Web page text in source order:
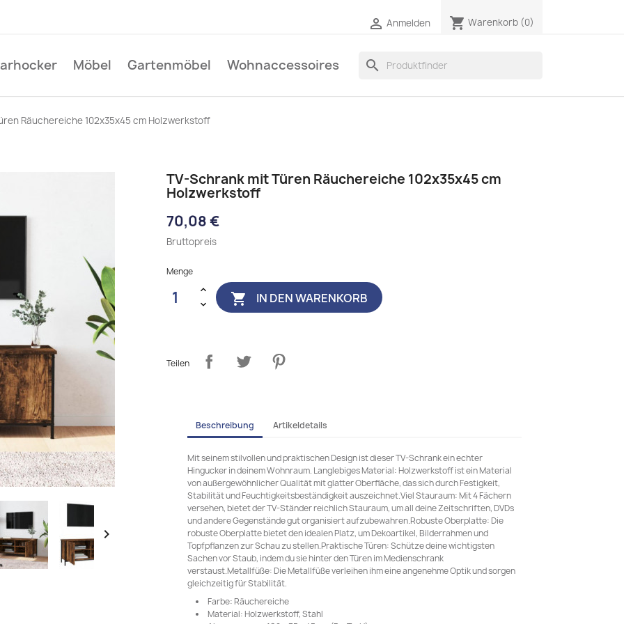
 Anmelden shopping_cart Warenkorb (0)
Möbel Gartenmöbel Wohnaccessoires search
Räuchereiche 102x35x45 cm Holzwerkstoff

TV-Schrank mit Türen Räuchereiche 102x35x45 cm
Holzwerkstoff
70,08 €
Bruttopreis
Menge
 IN DEN WARENKORB
Teilen
Beschreibung Artikeldetails
Mit seinem stilvollen und praktischen Design ist dieser TV-Schrank ein echter
Hingucker in deinem Wohnraum. Langlebiges Material: Holzwerkstoff ist ein Material
von außergewöhnlicher Qualität mit glatter Oberfläche, das sich durch Festigkeit,
Stabilität und Feuchtigkeitsbeständigkeit auszeichnet.Viel Stauraum: Mit 4 Fächern
versehen, bietet der TV-Ständer reichlich Stauraum, um all deine Zeitschriften, DVDs
und andere Gegenstände gut organisiert aufzubewahren.Robuste Oberplatte: Die
robuste Oberplatte bietet den idealen Platz, um Dekoartikel, Bilderrahmen und
Topfpflanzen zur Schau zu stellen.Praktische Türen: Schütze deine wichtigsten
Sachen vor Staub, indem du sie hinter den Türen im Medienschrank
verstaust.Metallfüße: Die Metallfüße verleihen ihm eine angenehme Optik und sorgen
gleichzeitig für Stabilität.
Farbe: Räuchereiche
Material: Holzwerkstoff, Stahl